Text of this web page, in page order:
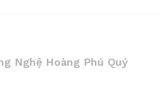
Nghệ Hoàng Phú Quý